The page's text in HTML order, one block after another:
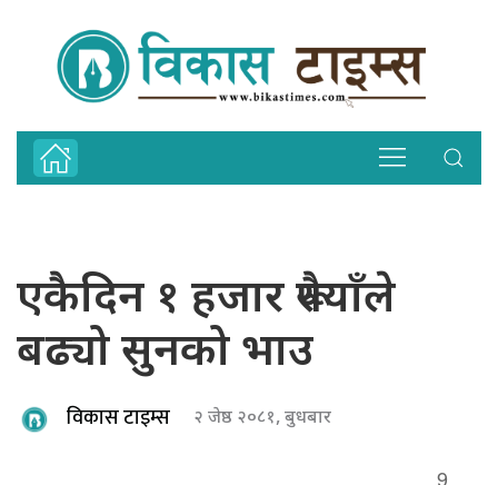
एकैदिन १ हजार रूपैयाँले
बढ्यो सुनको भाउ
विकास टाइम्स २ जेष्ठ २०८१, बुधबार
9